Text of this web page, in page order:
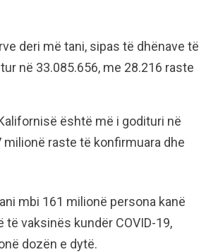
deri më tani, sipas të dhënave të
në 33.085.656, me 28.216 raste
është më i godituri në
milionë raste të konfirmuara dhe
mbi 161 milionë persona kanë
të vaksinës kundër COVID-19,
dozën e dytë.